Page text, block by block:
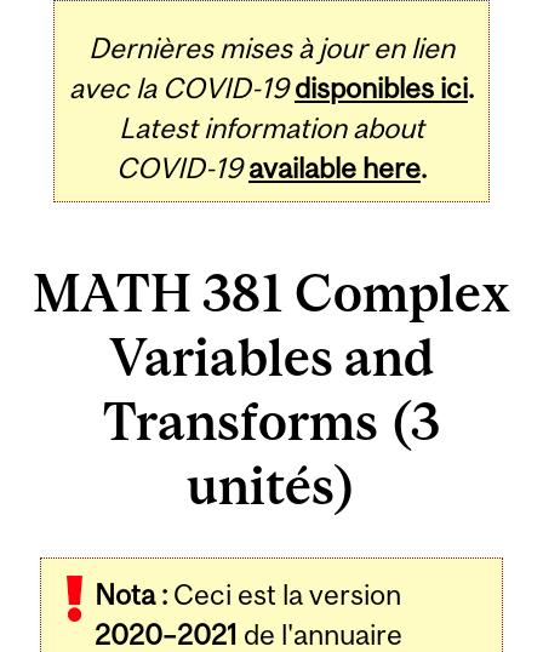
Dernières mises à jour en lien
avec la COVID-19 disponibles ici.
Latest information about
COVID-19 available here.
MATH 381 Complex
Variables and
Transforms (3
unités)
Nota : Ceci est la version
2020–2021 de l'annuaire
Related
Content